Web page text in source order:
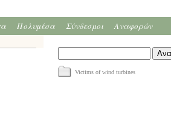
Πολυμέσα Σύνδεσμοι Αναφορών